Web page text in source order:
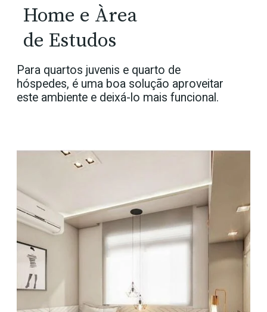
Para quartos juvenis e quarto de
hóspedes, é uma boa solução aproveitar
este ambiente e deixá-lo mais funcional.
Home e Àrea
de Estudos